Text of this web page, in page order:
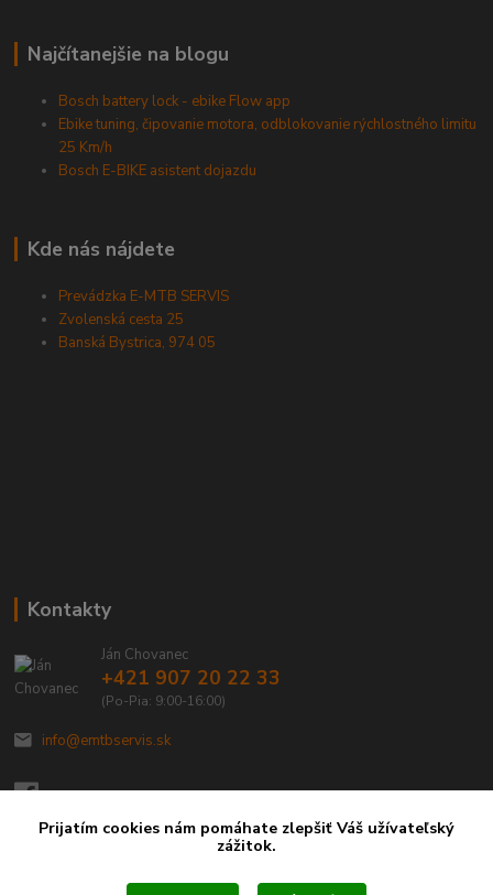
Najčítanejšie na blogu
Bosch battery lock - ebike Flow app
Ebike tuning, čipovanie motora, odblokovanie rýchlostného limitu
25 Km/h
Bosch E-BIKE asistent dojazdu
Kde nás nájdete
Prevádzka E-MTB SERVIS
Zvolenská cesta 25
Banská Bystrica, 974 05
Kontakty
Ján Chovanec
+421 907 20 22 33
(Po-Pia: 9:00-16:00)
info@emtbservis.sk
Prijatím cookies nám pomáhate zlepšiť Váš užívateľský
zážitok.